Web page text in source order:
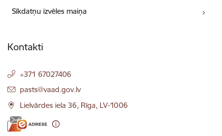
Sīkdatņu izvēles maiņa
Kontakti
+371 67027406
E-pasts:
pasts@vaad.gov.lv
Lielvārdes iela 36, Rīga, LV-1006